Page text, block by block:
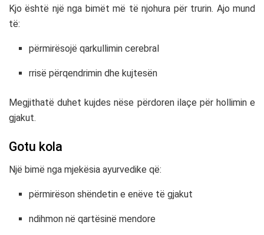
Kjo është një nga bimët më të njohura për trurin. Ajo mund
të:
përmirësojë qarkullimin cerebral
rrisë përqendrimin dhe kujtesën
Megjithatë duhet kujdes nëse përdoren ilaçe për hollimin e
gjakut.
Gotu kola
Një bimë nga mjekësia ayurvedike që:
përmirëson shëndetin e enëve të gjakut
ndihmon në qartësinë mendore